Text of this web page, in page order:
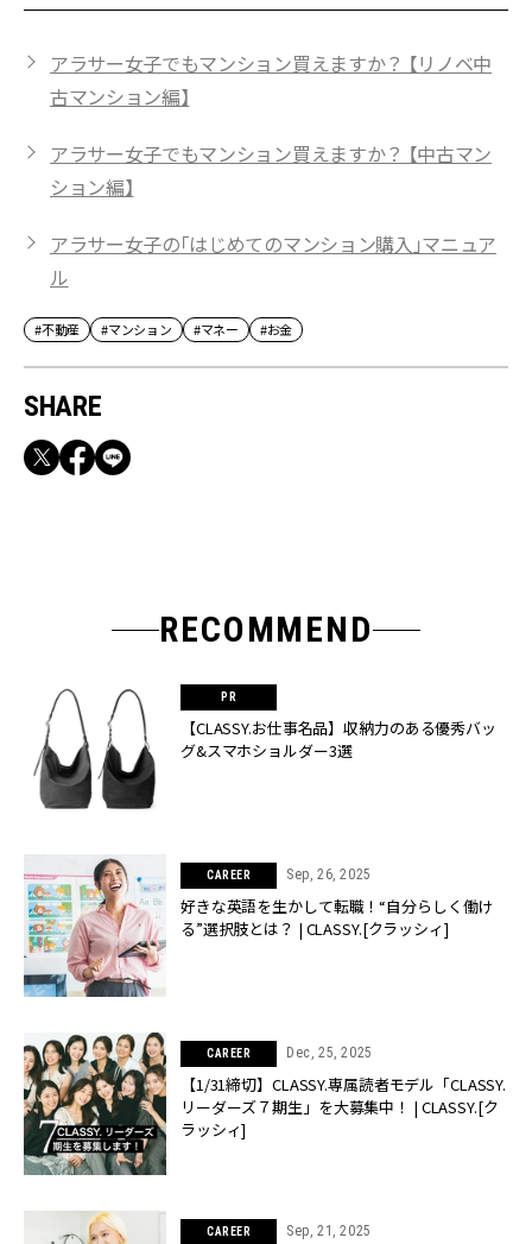
アラサー女子でもマンション買えますか？ 【リノベ中
古マンション編】
アラサー女子でもマンション買えますか？ 【中古マン
ション編】
アラサー女子の「はじめてのマンション購入」マニュア
ル
#不動産 #マンション #マネー #お金
SHARE
RECOMMEND
【CLASSY.お仕事名品】収納力のある優秀バッ
グ&スマホショルダー3選
CAREER Sep, 26, 2025
好きな英語を生かして転職！“自分らしく働け
る”選択肢とは？ | CLASSY.[クラッシィ]
CAREER Dec, 25, 2025
【1/31締切】CLASSY.専属読者モデル「CLASSY.
リーダーズ７期生」を大募集中！ | CLASSY.[ク
ラッシィ]
CAREER Sep, 21, 2025